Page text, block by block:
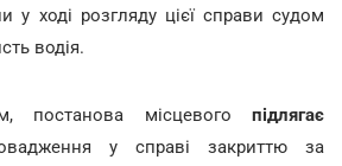
у ході розгляду цієї справи судом
водія.
постанова місцевого підлягає
у справі закриттю за